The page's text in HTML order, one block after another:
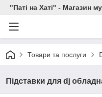
"Паті на Хаті" - Магазин
Товари та послуги
Підставки для dj